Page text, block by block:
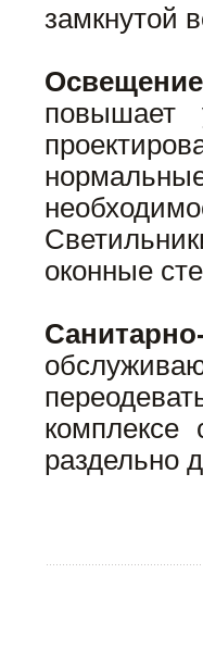
замкнутой
повышает
оконные
раздельно